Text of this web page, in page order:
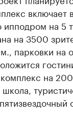
включает
на 5
на 3500
парковки на
на